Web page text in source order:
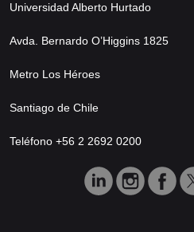
Universidad Alberto Hurtado
Avda. Bernardo O’Higgins 1825
Metro Los Héroes
Santiago de Chile
Teléfono +56 2 2692 0200